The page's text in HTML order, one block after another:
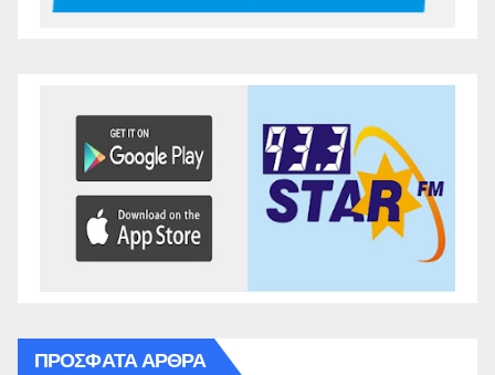
ΠΡΌΣΦΑΤΑ ΆΡΘΡΑ